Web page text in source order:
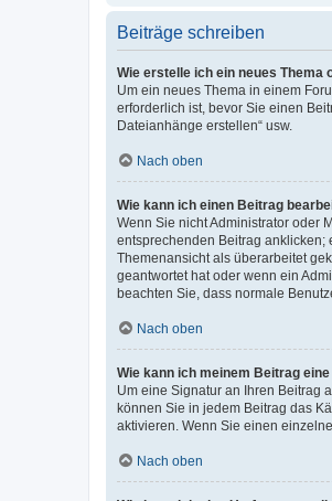
Beiträge schreiben
Wie erstelle ich ein neues Thema
Um ein neues Thema in einem
erforderlich ist, bevor Sie einen
Dateianhänge erstellen“ usw.
Nach oben
Wie kann ich einen Beitrag
Wenn Sie nicht Administrator oder
entsprechenden Beitrag anklicken;
Themenansicht als überarbeitet
geantwortet hat oder wenn ein
beachten Sie, dass normale
Nach oben
Wie kann ich meinem Beitrag
Um eine Signatur an Ihren Beitrag
können Sie in jedem Beitrag das
aktivieren. Wenn Sie einen
Nach oben